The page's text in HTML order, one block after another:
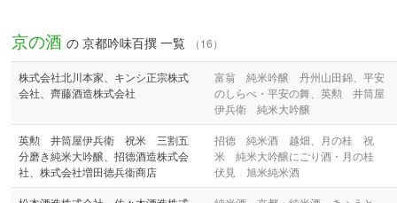
京の酒 の 京都吟味百撰 一覧 （16）
株式会社北川本家、キンシ正宗株式
会社、齊藤酒造株式会社
富翁 純米吟醸 丹州山田錦、平安
のしらべ・平安の舞、英勲 井筒屋
伊兵衛 純米大吟醸
英勲 井筒屋伊兵衛 祝米 三割五
分磨き純米大吟醸、招德酒造株式会
社、株式会社増田德兵衞商店
招德 純米酒 越畑、月の桂 祝
米 純米大吟醸にごり酒・月の桂
伏見 旭米純米酒